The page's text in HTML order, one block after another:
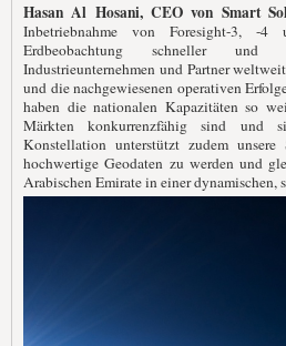
Hasan Al Hosani, CEO von Smart
Inbetriebnahme von Foresight-3,
Erdbeobachtung schneller und
Industrieunternehmen und Partner
und die nachgewiesenen operativen
haben die nationalen Kapazitäten so
Märkten konkurrenzfähig sind und
Konstellation unterstützt zudem
hochwertige Geodaten zu werden und
Arabischen Emirate in einer dynamischen,